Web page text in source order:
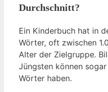
Durchschnitt?
Ein Kinderbuch hat in
Wörter, oft zwischen
Alter der Zielgruppe.
Jüngsten können
Wörter haben.